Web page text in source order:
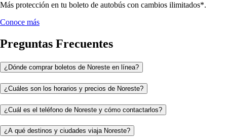
Más protección en tu boleto de autobús con cambios ilimitados*.
Conoce más
Preguntas Frecuentes
¿Dónde comprar boletos de Noreste en línea?
¿Cuáles son los horarios y precios de Noreste?
¿Cuál es el teléfono de Noreste y cómo contactarlos?
¿A qué destinos y ciudades viaja Noreste?